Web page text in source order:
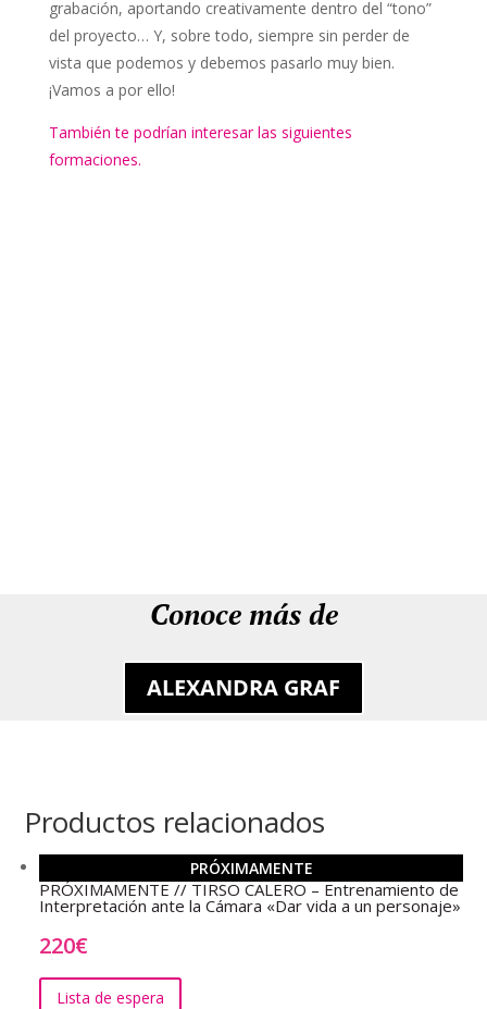
grabación, aportando creativamente dentro del “tono”
del proyecto… Y, sobre todo, siempre sin perder de
vista que podemos y debemos pasarlo muy bien.
¡Vamos a por ello!
También te podrían interesar las siguientes
formaciones.
Conoce más de
ALEXANDRA GRAF
Productos relacionados
PRÓXIMAMENTE
PRÓXIMAMENTE // TIRSO CALERO – Entrenamiento de
Interpretación ante la Cámara «Dar vida a un personaje»
220€
Lista de espera